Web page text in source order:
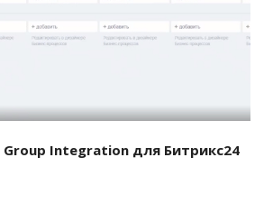
проект
Group Integration для Битрикс24